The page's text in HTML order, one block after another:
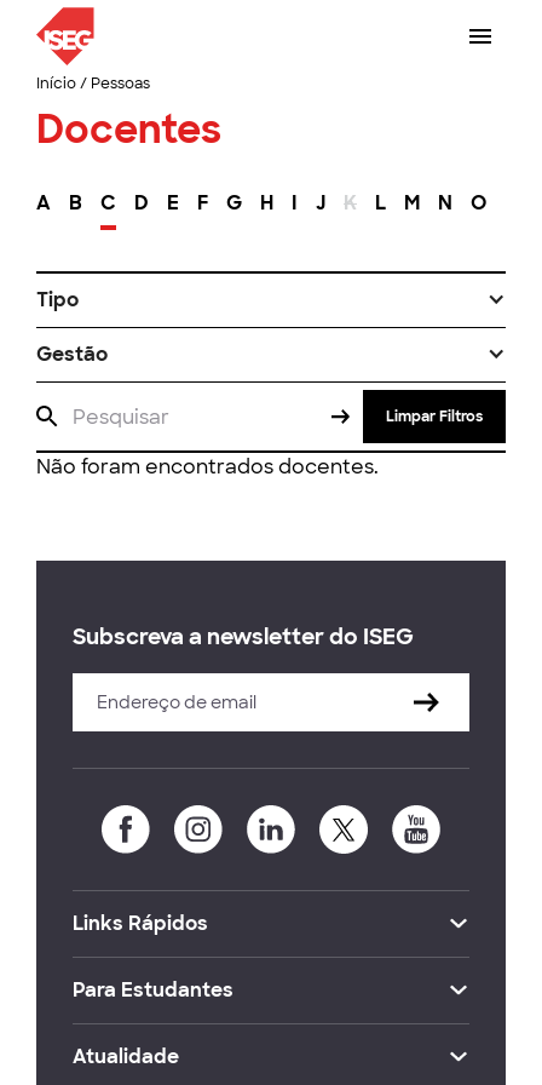
Início/ Pessoas
Docentes
A B C D E F G H I J K L M N O
Tipo
Gestão
Limpar Filtros
Não foram encontrados docentes.
Subscreva a newsletter do ISEG
Links Rápidos
Para Estudantes
Atualidade